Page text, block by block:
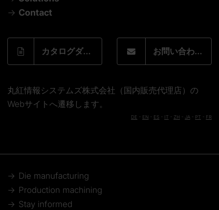
Contact
カタログダウンロードフォーム お問い合わせフォーム
丸紅情報システムズ株式会社（国内販売代理店）の
Webサイトへ遷移します。
DE EN ES IT ZH JA PT FR
Die manufacturing
Production machining
Stay informed